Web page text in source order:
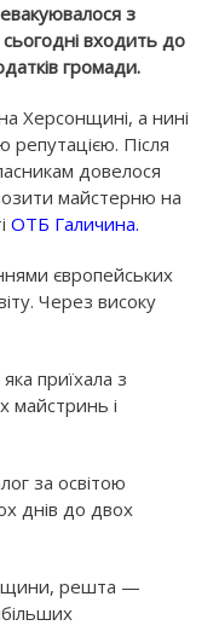
з
входить до
громади.
Херсонщині, а нині
Після
довелося
майстерню на
ОТБ Галичина.
європейських
Через високу
приїхала з
майстринь і
за освітою
днів до двох
решта —